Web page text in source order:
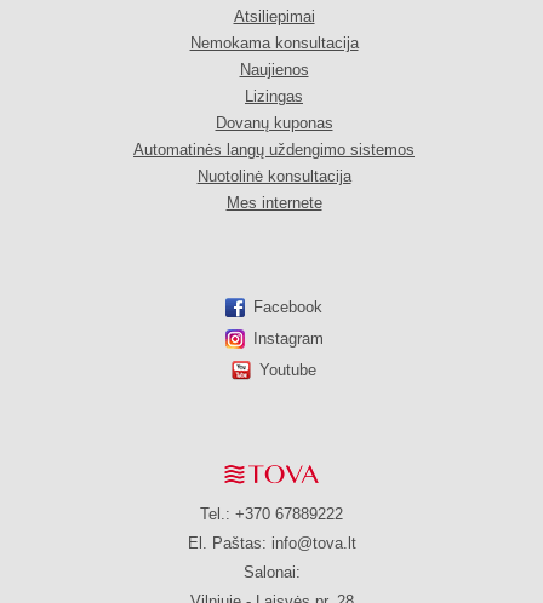
Atsiliepimai
Nemokama konsultacija
Naujienos
Lizingas
Dovanų kuponas
Automatinės langų uždengimo sistemos
Nuotolinė konsultacija
Mes internete
Facebook
Instagram
Youtube
Tel.: +370 67889222
El. Paštas: info@tova.lt
Salonai: